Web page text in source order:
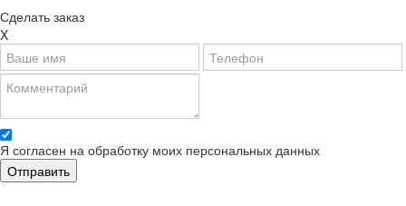
Сделать заказ
X
Я согласен на обработку моих персональных данных